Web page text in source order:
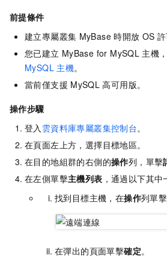
前提條件
建立專屬叢集 MyBase 時開放 OS 許
您已建立 MyBase for MySQL 主機
MySQL 主機。
當前僅支援 MySQL 高可用版。
操作步驟
登入 雲資料庫專屬叢集控制台。
在頁面左上方，選擇目標地區。
在目的地組群的右側的操作列，單擊
在左側單擊主機列表 ，通過以下其中
找到目標主機，在操作列單擊
在彈出的頁面單擊確定。